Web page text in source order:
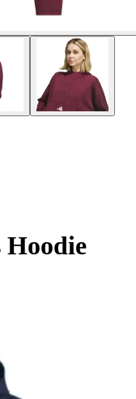
Hoodie